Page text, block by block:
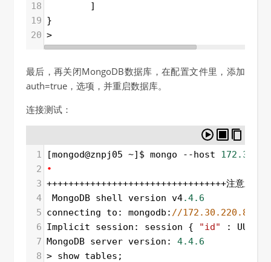
18
        ]
19 }
20 >
最后，再关闭MongoDB数据库，在配置文件里，添加
auth=true，选项，并重启数据库。
连接测试：
1 [mongod@znpj05 ~] $ mongo --host
2
•
3 +++++++++++++++++++++++++++++++++注意上面
4
MongoDB shell version v4.4.6
5 connecting to : mongodb : //
6 Implicit session : session { "id" : UUID
7 MongoDB server version : 4.4.6
8 > show tables ;